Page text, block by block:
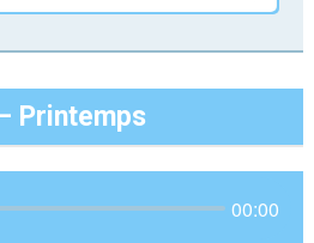
Printemps
00:00